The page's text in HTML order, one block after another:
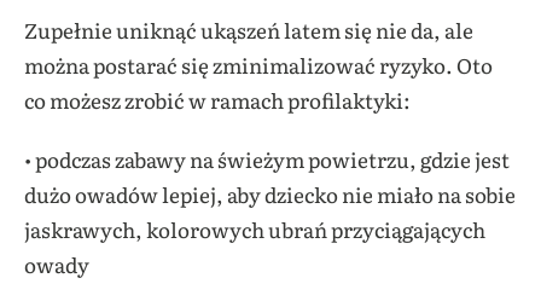
Zupełnie uniknąć ukąszeń latem się nie da, ale
można postarać się zminimalizować ryzyko. Oto
co możesz zrobić w ramach profilaktyki:
• podczas zabawy na świeżym powietrzu, gdzie jest
dużo owadów lepiej, aby dziecko nie miało na sobie
jaskrawych, kolorowych ubrań przyciągających
owady